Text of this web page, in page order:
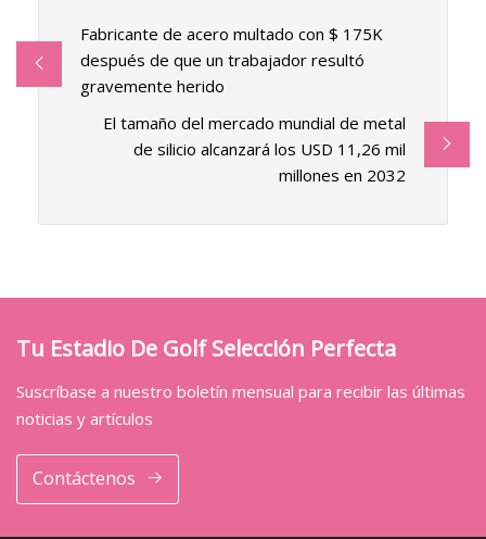
Fabricante de acero multado con $ 175K
después de que un trabajador resultó
gravemente herido
El tamaño del mercado mundial de metal
de silicio alcanzará los USD 11,26 mil
millones en 2032
Tu Estadio De Golf Selección Perfecta
Suscríbase a nuestro boletín mensual para recibir las últimas
noticias y artículos
Contáctenos